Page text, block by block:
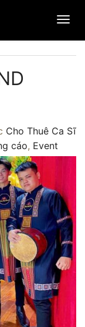
Nghiệp
Cho Thuê Ca Sĩ
cáo, Event